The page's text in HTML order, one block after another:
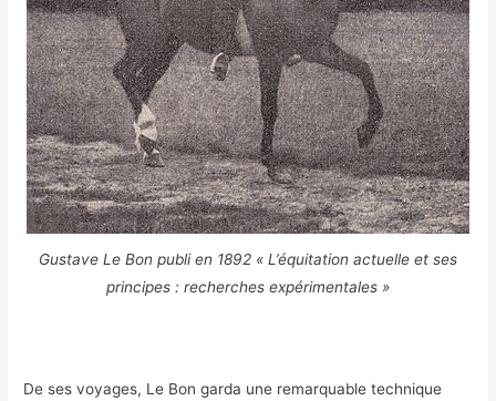
Gustave Le Bon publi en 1892 « L’équitation actuelle et ses
principes : recherches expérimentales »
De ses voyages, Le Bon garda une remarquable technique